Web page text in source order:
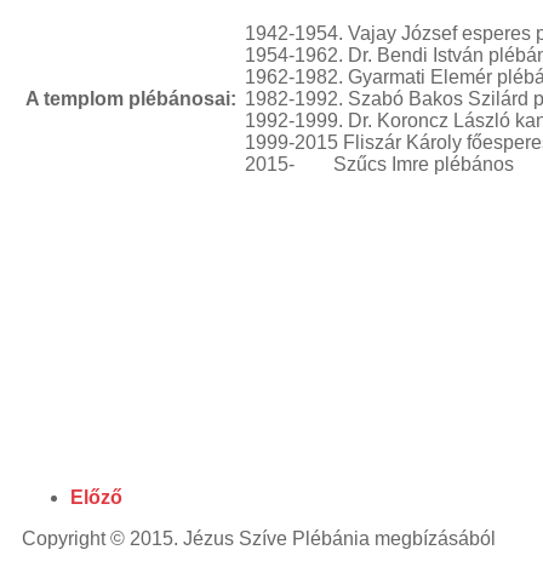
A templom plébánosai:
1942-1954. Vajay József esperes
1954-1962. Dr. Bendi István
1962-1982. Gyarmati Elemér
1982-1992. Szabó Bakos Szilárd
1992-1999. Dr. Koroncz László
1999-2015 Fliszár Károly
2015- Szűcs Imre plébános
Előző
Copyright © 2015. Jézus Szíve Plébánia megbízásából